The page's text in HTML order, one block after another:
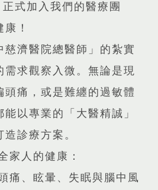
式加入我們的醫療團
！
慈濟醫院總醫師」的紮實
需求觀察入微。無論是現
頭痛，或是難纏的過敏體
以專業的「大醫精誠」
診療方案。
家人的健康：
痛、眩暈、失眠與腦中風